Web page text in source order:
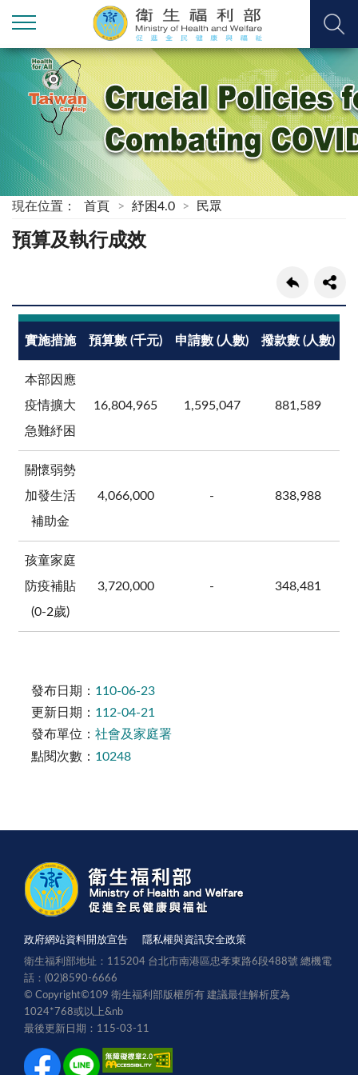
現在位置： 首頁 紓困4.0 民眾
預算及執行成效
實施措施 預算數 (千元) 申請數 (人數) 撥款數 (人數)
本部因應
疫情擴大
急難紓困
16,804,965 1,595,047 881,589
關懷弱勢
加發生活
補助金
4,066,000 - 838,988
孩童家庭
防疫補貼
(0-2歲)
3,720,000 - 348,481
發布日期： 110-06-23
更新日期： 112-04-21
發布單位： 社會及家庭署
點閱次數： 10248
政府網站資料開放宣告 隱私權與資訊安全政策
衛生福利部地址：115204 台北市南港區忠孝東路6段488號 總機電
話：(02)8590-6666
© Copyright©109 衛生福利部版權所有 建議最佳解析度為
1024*768或以上&nb
最後更新日期：115-03-11